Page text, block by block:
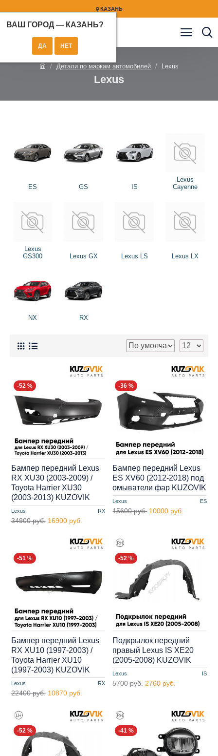
КАЗАНЬ
ВАШ ГОРОД — КАЗАНЬ?
Детали по маркам автомобилей Lexus
Lexus
ES GS IS
Lexus
Cayenne
Lexus
GS300
Lexus GX Lexus LS Lexus LX
NX RX
-52 %
Lexus RX
Бампер передний Lexus
RX XU30 (2003-2009) /
Toyota Harrier XU30
(2003-2013) KUZOVIK
34900 руб. 16900 руб.
-36 %
Lexus ES
Бампер передний Lexus
ES XV60 (2012-2018) под
омыватели фар KUZOVIK
15600 руб. 10000 руб.
-51 %
Lexus RX
Бампер передний Lexus
RX XU10 (1997-2003) /
Toyota Harrier XU10
(1997-2003) KUZOVIK
22400 руб. 10870 руб.
-52 %
Lexus IS
Подкрылок передний
правый Lexus IS XE20
(2005-2008) KUZOVIK
5700 руб. 2760 руб.
-52 % -41 %